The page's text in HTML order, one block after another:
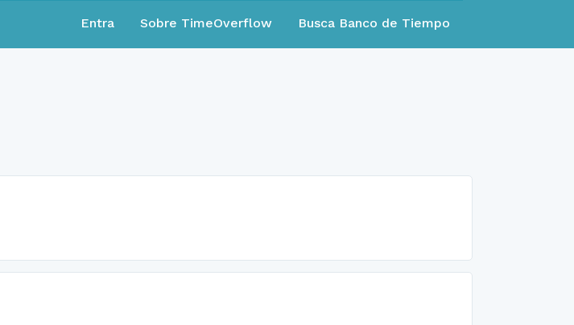
Entra Sobre TimeOverflow Busca Banco de Tiempo